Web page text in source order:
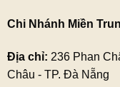
Chi Nhánh Miền
Địa chỉ: 236 Phan
Châu - TP. Đà Nẵng